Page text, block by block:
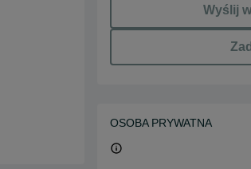
Wyślij
OSOBA PRYWATNA